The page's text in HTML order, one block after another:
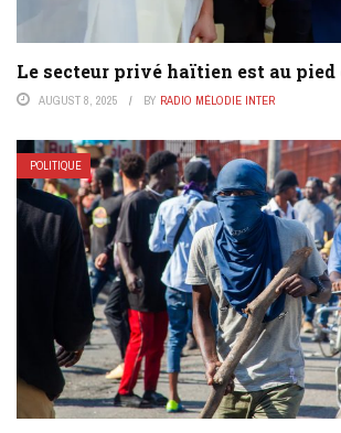
Le secteur privé haïtien est au pied
AUGUST 8, 2025 BY RADIO MÉLODIE INTER
POLITIQUE